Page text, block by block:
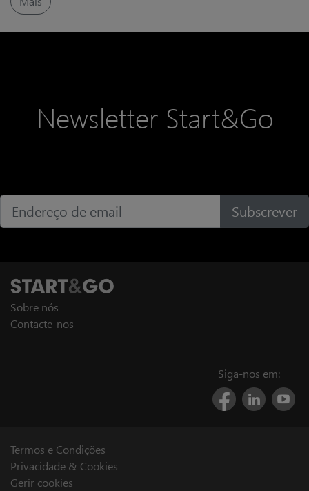
tipo de liderança vem ganhando
Newsletter Start&Go
Subscrever
Sobre nós
Contacte-nos
Siga-nos em:
Termos e Condições
Privacidade & Cookies
Gerir cookies